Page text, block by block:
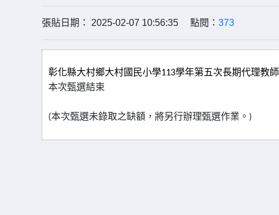
張貼日期： 2025-02-07 10:56:35 點閱： 373
彰化縣大村鄉大村國民小學113學年第五次長期代理教師
本次甄選結束
(本次甄選未錄取之缺額，將另行辦理甄選作業。 )